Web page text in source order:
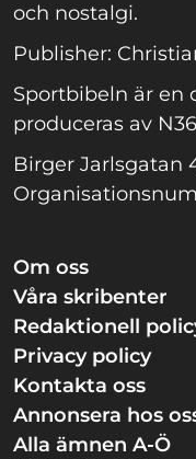
och nostalgi.
Publisher:
Sportbibeln är en
produceras av
Birger Jarlsgatan
Om oss
Våra skribenter
Redaktionell
Privacy policy
Kontakta oss
Annonsera hos
Alla ämnen A-Ö